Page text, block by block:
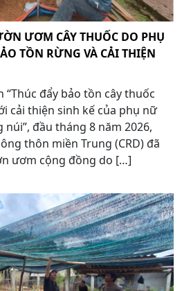
ƯƠM CÂY THUỐC DO PHỤ
TỒN RỪNG VÀ CẢI THIỆN
đẩy bảo tồn cây thuốc
cải thiện sinh kế của phụ nữ
đầu tháng 8 năm 2026,
thôn miền Trung (CRD) đã
ươm cộng đồng do […]